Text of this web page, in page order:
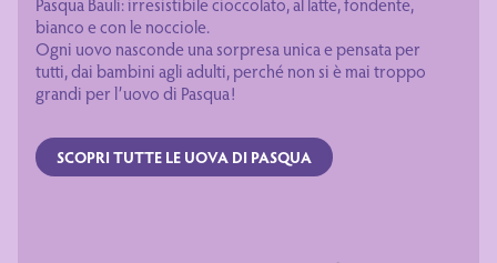
bianco e con le nocciole.
Ogni uovo nasconde una sorpresa unica e pensata per
tutti, dai bambini agli adulti, perché non si è mai troppo
grandi per l’uovo di Pasqua!
SCOPRI TUTTE LE UOVA DI PASQUA